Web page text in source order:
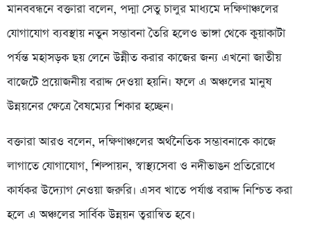
মানববন্ধনে বক্তারা বলেন, পদ্মা সেতু চালুর মাধ্যমে দক্ষিণাঞ্চলের
যোগাযোগ ব্যবস্থায় নতুন সম্ভাবনা তৈরি হলেও ভাঙ্গা থেকে কুয়াকাটা
পর্যন্ত মহাসড়ক ছয় লেনে উন্নীত করার কাজের জন্য এখনো জাতীয়
বাজেটে প্রয়োজনীয় বরাদ্দ দেওয়া হয়নি। ফলে এ অঞ্চলের মানুষ
উন্নয়নের ক্ষেত্রে বৈষম্যের শিকার হচ্ছেন।
বক্তারা আরও বলেন, দক্ষিণাঞ্চলের অর্থনৈতিক সম্ভাবনাকে কাজে
লাগাতে যোগাযোগ, শিল্পায়ন, স্বাস্থ্যসেবা ও নদীভাঙন প্রতিরোধে
কার্যকর উদ্যোগ নেওয়া জরুরি। এসব খাতে পর্যাপ্ত বরাদ্দ নিশ্চিত করা
হলে এ অঞ্চলের সার্বিক উন্নয়ন ত্বরান্বিত হবে।